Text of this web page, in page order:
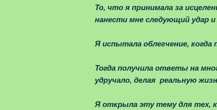
То, что я принимала за
нанести мне следующий удар и
Я испытала облегчение, когда
Тогда получила ответы на
удручало, делая реальную
Я открыла эту тему для тех,